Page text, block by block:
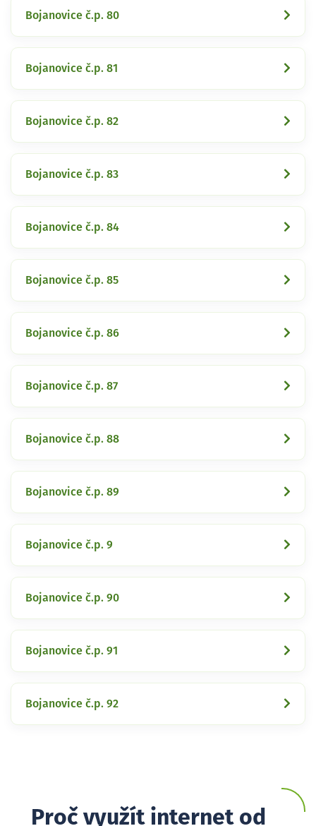
Bojanovice č.p. 80
Bojanovice č.p. 81
Bojanovice č.p. 82
Bojanovice č.p. 83
Bojanovice č.p. 84
Bojanovice č.p. 85
Bojanovice č.p. 86
Bojanovice č.p. 87
Bojanovice č.p. 88
Bojanovice č.p. 89
Bojanovice č.p. 9
Bojanovice č.p. 90
Bojanovice č.p. 91
Bojanovice č.p. 92
Proč využít internet od